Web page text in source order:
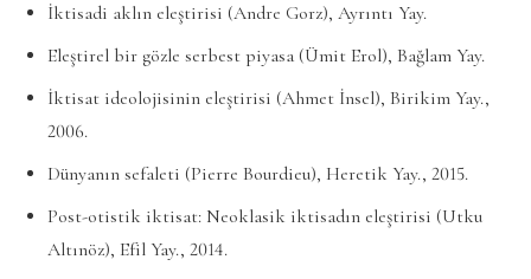
İktisadi aklın eleştirisi (Andre Gorz), Ayrıntı Yay.
Eleştirel bir gözle serbest piyasa (Ümit Erol), Bağlam Yay.
İktisat ideolojisinin eleştirisi (Ahmet İnsel), Birikim Yay.,
2006.
Dünyanın sefaleti (Pierre Bourdieu), Heretik Yay., 2015.
Post-otistik iktisat: Neoklasik iktisadın eleştirisi (Utku
Altınöz), Efil Yay., 2014.